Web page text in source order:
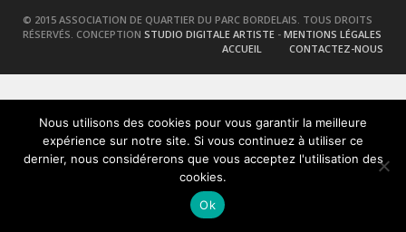
© 2015 ASSOCIATION DE QUARTIER DU PARC BORDELAIS. TOUS DROITS
RÉSERVÉS. CONCEPTION STUDIO DIGITALE ARTISTE - MENTIONS LÉGALES
ACCUEIL
CONTACTEZ-NOUS
Nous utilisons des cookies pour vous garantir la meilleure
expérience sur notre site. Si vous continuez à utiliser ce
dernier, nous considérerons que vous acceptez l'utilisation des
cookies.
Ok